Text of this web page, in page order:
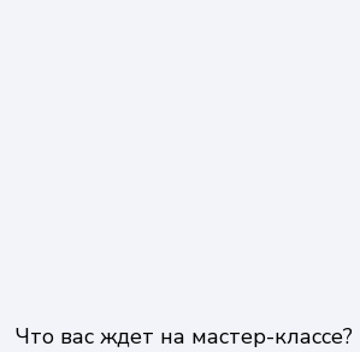
Что вас ждет на мастер-классе?